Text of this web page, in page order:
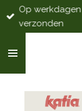
Ga
direct
de
Op
verzonden